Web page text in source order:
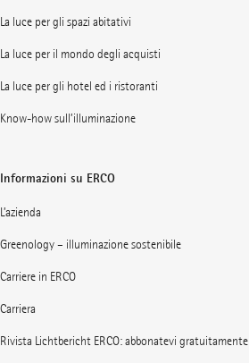
La luce per gli spazi abitativi
La luce per il mondo degli acquisti
La luce per gli hotel ed i ristoranti
Know-how sull’illuminazione
Informazioni su ERCO
L’azienda
Greenology – illuminazione sostenibile
Carriere in ERCO
Carriera
Rivista Lichtbericht ERCO: abbonatevi gratuitamente